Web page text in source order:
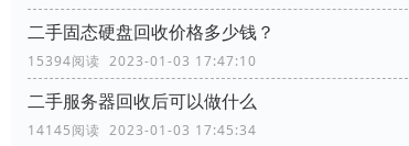
二手固态硬盘回收价格多少钱？
15394阅读 2023-01-03 17:47:10
二手服务器回收后可以做什么
14145阅读 2023-01-03 17:45:34